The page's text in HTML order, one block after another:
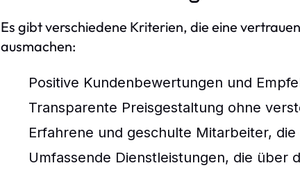
Es gibt verschiedene Kriterien, die eine
ausmachen:
Positive Kundenbewertungen und
Transparente Preisgestaltung ohne
Erfahrene und geschulte Mitarbeiter,
Umfassende Dienstleistungen, die über